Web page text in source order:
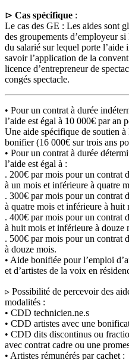
⊳ Cas spécifique :
Le cas des GE : Les aides sont
des groupements d’employeur
du salarié sur lequel porte l’aide
savoir l’application de la
licence d’entrepreneur de
congés spectacle.
• Pour un contrat à durée
l’aide est égal à 10 000€ par an
Une aide spécifique de soutien
bonifier (16 000€ sur trois ans
• Pour un contrat à durée
l’aide est égal à :
. 200€ par mois pour un contrat
à un mois et inférieure à quatre
. 300€ par mois pour un contrat
à quatre mois et inférieure à huit
. 400€ par mois pour un contrat
à huit mois et inférieure à douze
. 500€ par mois pour un contrat
à douze mois.
• Aide bonifiée pour l’emploi
et d’artistes de la voix en
▹ Possibilité de percevoir des
modalités :
• CDD technicien.ne.s
• CDD artistes avec une
• CDD dits discontinus ou
avec contrat cadre ou une
• Artistes rémunérés par cachet :